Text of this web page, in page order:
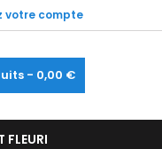
votre compte
- 0,00 €
FLEURI